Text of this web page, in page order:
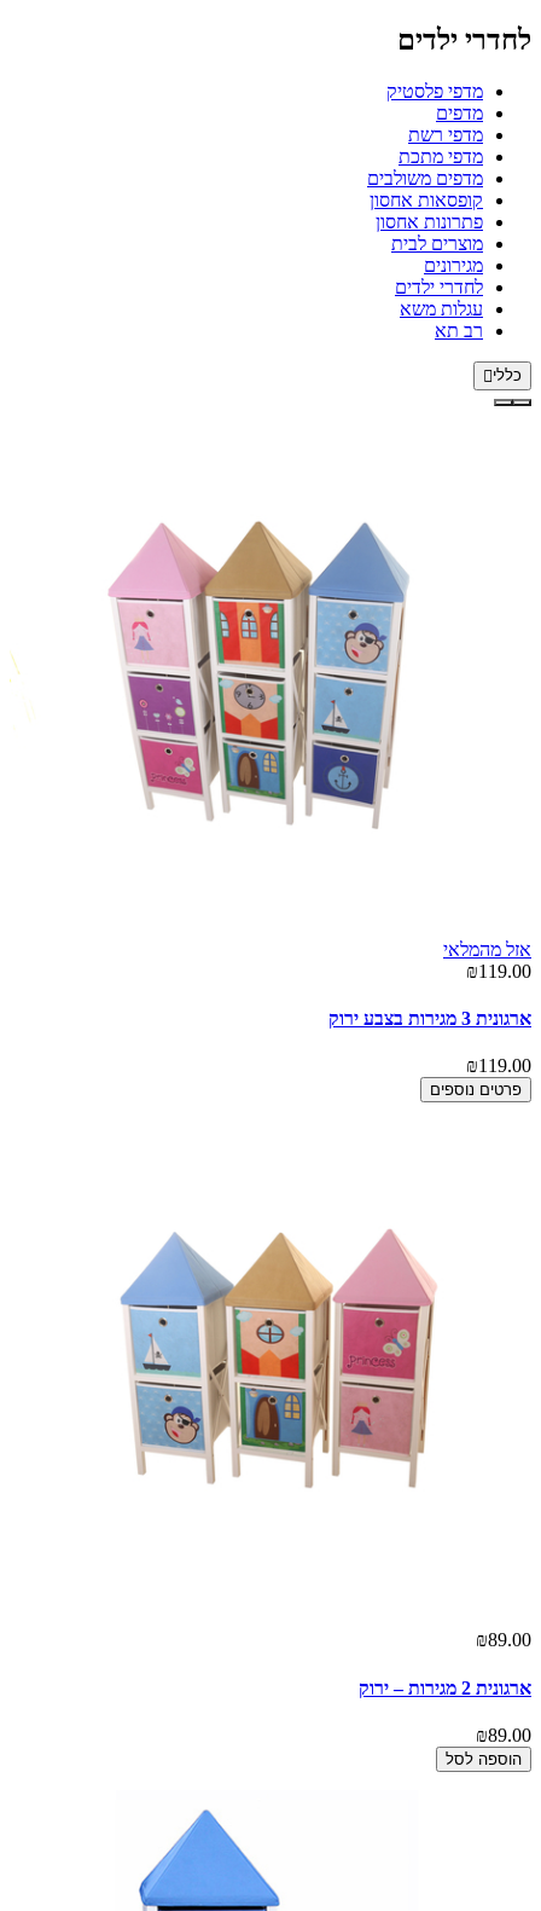
לחדרי ילדים
מדפי פלסטיק
מדפים
מדפי רשת
מדפי מתכת
מדפים משולבים
קופסאות אחסון
פתרונות אחסון
מוצרים לבית
מגירונים
לחדרי ילדים
עגלות משא
רב תא
כללי
אזל מהמלאי
₪119.00
ארגונית 3 מגירות בצבע ירוק
₪119.00
פרטים נוספים
₪89.00
ארגונית 2 מגירות – ירוק
₪89.00
הוספה לסל